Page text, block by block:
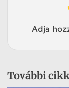
Adja
További